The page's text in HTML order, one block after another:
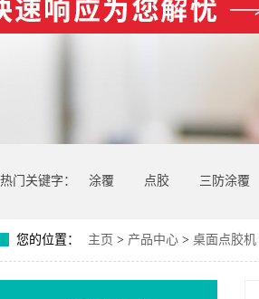
热门关键字： 涂覆 点胶 三防涂覆
您的位置： 主页 > 产品中心 > 桌面点胶机